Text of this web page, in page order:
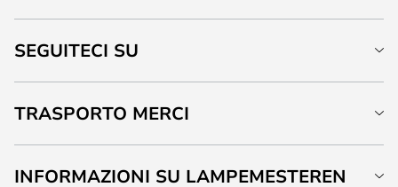
SEGUITECI SU
TRASPORTO MERCI
INFORMAZIONI SU LAMPEMESTEREN